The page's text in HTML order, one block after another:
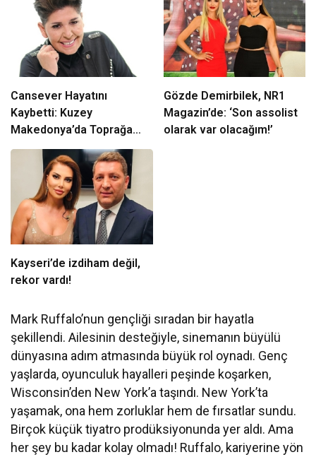
Cansever Hayatını
Kaybetti: Kuzey
Makedonya’da Toprağa
Verilecek
Gözde Demirbilek, NR1
Magazin’de: ‘Son assolist
olarak var olacağım!’
Kayseri’de izdiham değil,
rekor vardı!
Mark Ruffalo’nun gençliği sıradan bir hayatla
şekillendi. Ailesinin desteğiyle, sinemanın büyülü
dünyasına adım atmasında büyük rol oynadı. Genç
yaşlarda, oyunculuk hayalleri peşinde koşarken,
Wisconsin’den New York’a taşındı. New York’ta
yaşamak, ona hem zorluklar hem de fırsatlar sundu.
Birçok küçük tiyatro prodüksiyonunda yer aldı. Ama
her şey bu kadar kolay olmadı! Ruffalo, kariyerine yön